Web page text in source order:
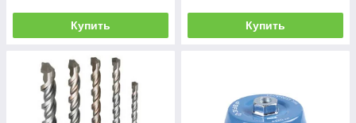
Купить Купить